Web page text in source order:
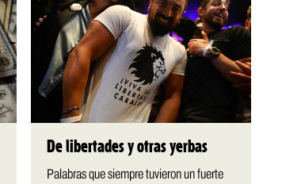
De libertades y otras yerbas
Palabras que siempre tuvieron un fuerte